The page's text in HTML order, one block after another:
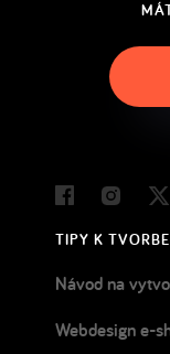
Facebook
TIPY K
Návod na
Webdesign e-